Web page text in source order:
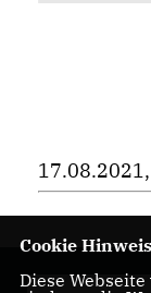
Cookie Hinweis
Diese